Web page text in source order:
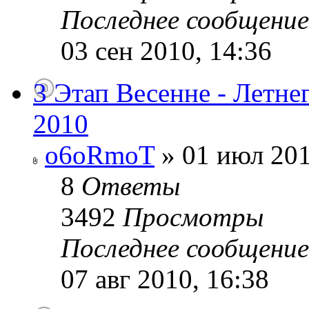
Последнее
03 сен 2010, 14:36
3 Этап Весенне -
2010
o6oRmoT» 01 июл
8 Ответы
3492 Просмотры
Последнее
07 авг 2010, 16:38